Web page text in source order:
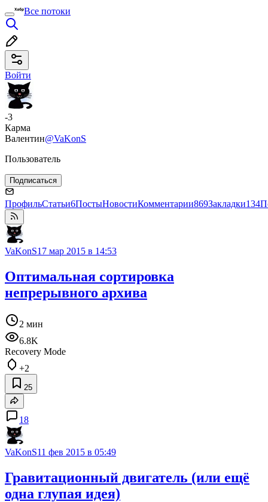
Все потоки
Войти
-3
Карма
Валентин@VaKonS
Пользователь
Подписаться
ПрофильСтатьи6ПостыНовостиКомментарии869Закладки134
VaKonS17 мар 2015 в 14:53
Оптимальная сортировка
непрерывного архива
2 мин
6.8K
Recovery Mode
+2
25
18
VaKonS11 фев 2015 в 05:49
Гравитационный двигатель (или ещё
одна глупая идея)